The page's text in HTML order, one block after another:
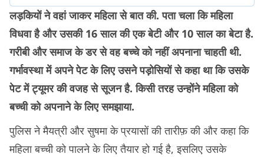
लड़कियों ने वहां जाकर महिला से बात की. पता चला कि महिला
विधवा है और उसकी 16 साल की एक बेटी और 10 साल का बेटा है.
गरीबी और समाज के डर से वह बच्चे को नहीं अपनाना चाहती थी.
गर्भावस्था में अपने पेट के लिए उसने पड़ोसियों से कहा था कि उसके
पेट में ट्यूमर की वजह से सूजन है. किसी तरह उन्होंने महिला को
बच्ची को अपनाने के लिए समझाया.
पुलिस ने मैयत्री और सुषमा के प्रयासों की तारीफ़ की और कहा कि
महिला बच्ची को पालने के लिए तैयार हो गई है, इसलिए उसके